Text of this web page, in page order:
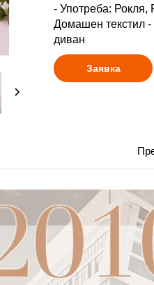
- Употреба: Рокля,
Домашен текстил -
диван
Заявка